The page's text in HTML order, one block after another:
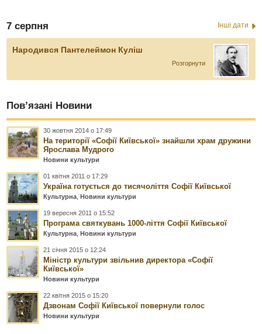
7 серпня Інші дати
Народився Пантелеймон Куліш
Розгорнути
Пов’язані Новини
30 жовтня 2014 о 17:49
На території «Софії Київської» знайшли храм дружини
Ярослава Мудрого
Новини культури
01 квітня 2011 о 17:29
Україна готується до тисячоліття Софії Київської
Культурна ,Новини культури
19 вересня 2011 о 15:52
Програма святкувань 1000-ліття Софії Київської
Культурна ,Новини культури
21 січня 2015 о 12:24
Міністр культури звільнив директора «Софії
Київської»
Новини культури
22 квітня 2015 о 15:20
Дзвонам Софії Київської повернули голос
Новини культури